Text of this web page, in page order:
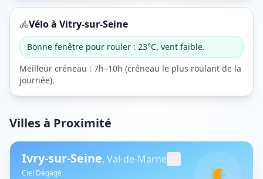
Vélo à Vitry-sur-Seine
Bonne fenêtre pour rouler : 23°C, vent faible.
Meilleur créneau : 7h–10h (créneau le plus roulant de la
journée).
Villes à Proximité
Ivry-sur-Seine, Val-de-Marne
Ciel Dégagé